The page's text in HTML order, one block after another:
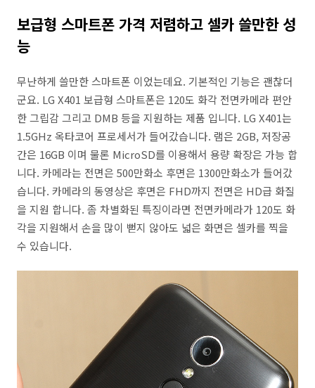
보급형 스마트폰 가격 저렴하고 셀카 쓸만한 성
능
무난하게 쓸만한 스마트폰 이었는데요. 기본적인 기능은 괜찮더
군요. LG X401 보급형 스마트폰은 120도 화각 전면카메라 편안
한 그립감 그리고 DMB 등을 지원하는 제품 입니다. LG X401는
1.5GHz 옥타코어 프로세서가 들어갔습니다. 램은 2GB, 저장공
간은 16GB 이며 물론 MicroSD를 이용해서 용량 확장은 가능 합
니다. 카메라는 전면은 500만화소 후면은 1300만화소가 들어갔
습니다. 카메라의 동영상은 후면은 FHD까지 전면은 HD급 화질
을 지원 합니다. 좀 차별화된 특징이라면 전면카메라가 120도 화
각을 지원해서 손을 많이 뻗지 않아도 넓은 화면은 셀카를 찍을
수 있습니다.